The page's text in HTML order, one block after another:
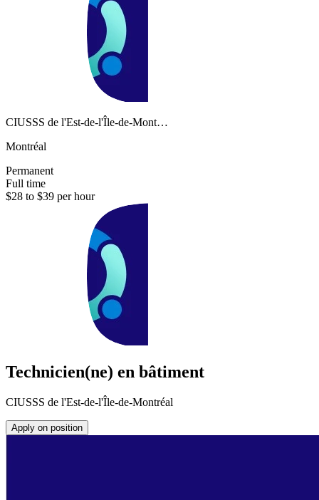
CIUSSS de l'Est-de-l'Île-de-Mont…
Montréal
Permanent
Full time
$28 to $39 per hour
Technicien(ne) en bâtiment
CIUSSS de l'Est-de-l'Île-de-Montréal
Apply on position